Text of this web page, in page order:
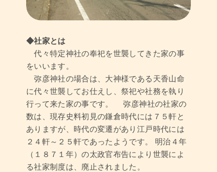
◆社家とは
代々特定神社の奉祀を世襲してきた家の事
をいいます。
弥彦神社の場合は、大神様である天香山命
に代々世襲してお仕えし、祭祀や社務を執り
行って来た家の事です。 弥彦神社の社家の
数は、現存史料初見の鎌倉時代には７５軒と
ありますが、時代の変遷があり江戸時代には
２４軒～２５軒であったようです。 明治４年
（１８７１年）の太政官布告により世襲によ
る社家制度は、廃止されました。